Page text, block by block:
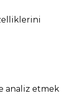
analiz etmek